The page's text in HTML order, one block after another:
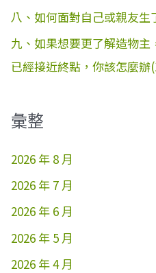
八、如何面對自己或親友生
九、如果想要更了解造物主
已經接近終點，你該怎麼辦
彙整
2026 年 8 月
2026 年 7 月
2026 年 6 月
2026 年 5 月
2026 年 4 月